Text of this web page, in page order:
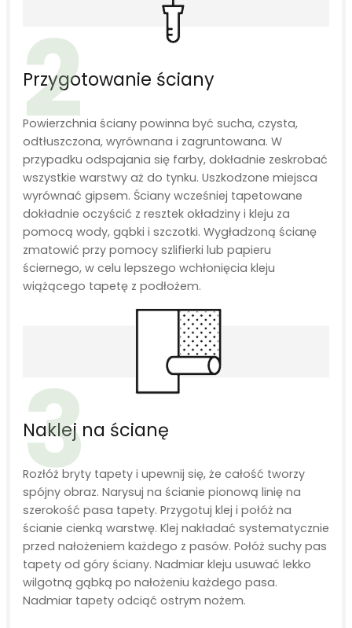
2
Przygotowanie ściany
Powierzchnia ściany powinna być sucha, czysta,
odtłuszczona, wyrównana i zagruntowana. W
przypadku odspajania się farby, dokładnie zeskrobać
wszystkie warstwy aż do tynku. Uszkodzone miejsca
wyrównać gipsem. Ściany wcześniej tapetowane
dokładnie oczyścić z resztek okładziny i kleju za
pomocą wody, gąbki i szczotki. Wygładzoną ścianę
zmatowić przy pomocy szlifierki lub papieru
ściernego, w celu lepszego wchłonięcia kleju
wiążącego tapetę z podłożem.
3
Naklej na ścianę
Rozłóż bryty tapety i upewnij się, że całość tworzy
spójny obraz. Narysuj na ścianie pionową linię na
szerokość pasa tapety. Przygotuj klej i połóż na
ścianie cienką warstwę. Klej nakładać systematycznie
przed nałożeniem każdego z pasów. Połóż suchy pas
tapety od góry ściany. Nadmiar kleju usuwać lekko
wilgotną gąbką po nałożeniu każdego pasa.
Nadmiar tapety odciąć ostrym nożem.